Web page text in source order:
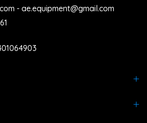
- ae.equipment@gmail.com